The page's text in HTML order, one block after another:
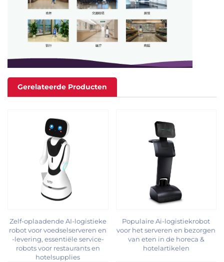
Gerelateerde Producten
Zelf-oplaadende AI-logistieke
robot voor voedselserveren en
-levering, essentiële service-
robots voor restaurants en
hotelsupplies
Populaire Ai-logistiekrobot
voor het serveren en bezorgen
van eten in de horeca &
hotelartikelen